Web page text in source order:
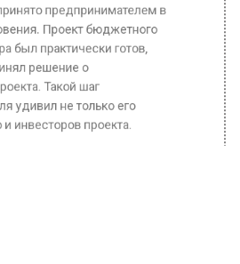
предпринимателем в
Проект бюджетного
был практически готов,
решение о
Такой шаг
удивил не только его